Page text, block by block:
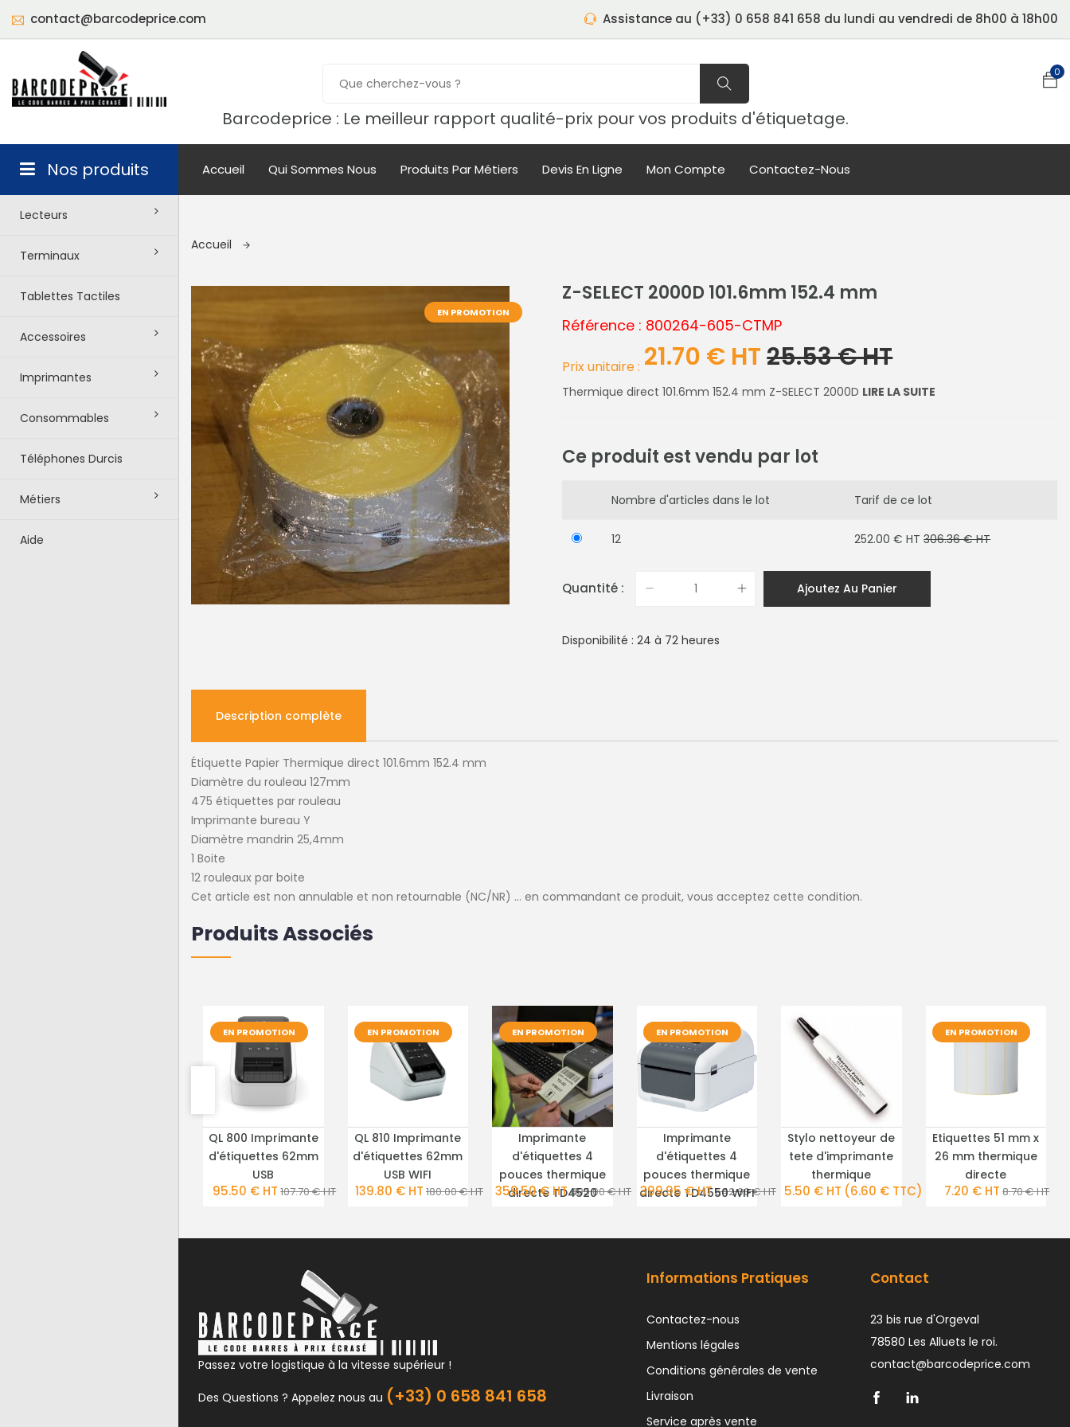
contact@barcodeprice.com Assistance au (+33) 0 658 841 658 du lundi au vendredi de 8h00 à 18h00
Barcodeprice : Le meilleur rapport qualité-prix pour vos produits d'étiquetage.
0
Nos produits
Lecteurs
Terminaux
Tablettes Tactiles
Accessoires
Imprimantes
Consommables
Téléphones Durcis
Métiers
Aide
Accueil Qui Sommes Nous Produits Par Métiers Devis En Ligne Mon Compte Contactez-Nous
Accueil
EN PROMOTION
Z-SELECT 2000D 101.6mm 152.4 mm
Référence : 800264-605-CTMP
Prix unitaire : 21.70 € HT25.53 € HT
Thermique direct 101.6mm 152.4 mm Z-SELECT 2000D LIRE LA SUITE
Ce produit est vendu par lot
Nombre d'articles dans le lot Tarif de ce lot
12 252.00 € HT306.36 € HT
Quantité : Ajoutez Au Panier
Disponibilité : 24 à 72 heures
Description complète
Étiquette Papier Thermique direct 101.6mm 152.4 mm
Diamètre du rouleau 127mm
475 étiquettes par rouleau
Imprimante bureau Y
Diamètre mandrin 25,4mm
1 Boite
12 rouleaux par boite
Cet article est non annulable et non retournable (NC/NR) ... en commandant ce produit, vous acceptez cette condition.
Produits Associés
EN PROMOTION
PLUS DE DÉTAILS
QL 800 Imprimante
d'étiquettes 62mm
USB
95.50 € HT 107.70 € HT
EN PROMOTION
PLUS DE DÉTAILS
QL 810 Imprimante
d'étiquettes 62mm
USB WIFI
139.80 € HT 180.00 € HT
EN PROMOTION
PLUS DE DÉTAILS
Imprimante
d'étiquettes 4
pouces thermique
directe TD4520
359.50 € HT485.00 € HT
EN PROMOTION
PLUS DE DÉTAILS
Imprimante
d'étiquettes 4
pouces thermique
directe TD4550 WIFI
399.95 € HT542.00 € HT
PLUS DE DÉTAILS
Stylo nettoyeur de
tete d'imprimante
thermique
5.50 € HT (6.60 € TTC)
EN PROMOTION
PLUS DE DÉTAILS
Etiquettes 51 mm x
26 mm thermique
directe
7.20 € HT 8.70 € HT
Passez votre logistique à la vitesse supérieur !
Des Questions ? Appelez nous au (+33) 0 658 841 658
Informations Pratiques
Contactez-nous
Mentions légales
Conditions générales de vente
Livraison
Service après vente
Contact
23 bis rue d'Orgeval
78580 Les Alluets le roi.
contact@barcodeprice.com